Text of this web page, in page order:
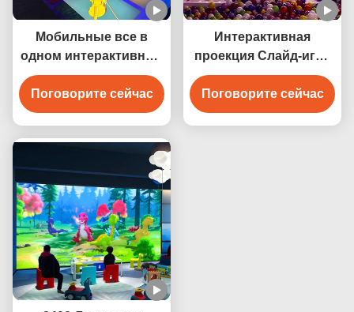
Мобильные все в
одном интерактивные
игры Проекторная
машина Культурный
туризм
Поговорите сейчас
Интерактивная
проекция Слайд-игра
Торговый центр
Интерактивный
проектор
Поговорите сейчас